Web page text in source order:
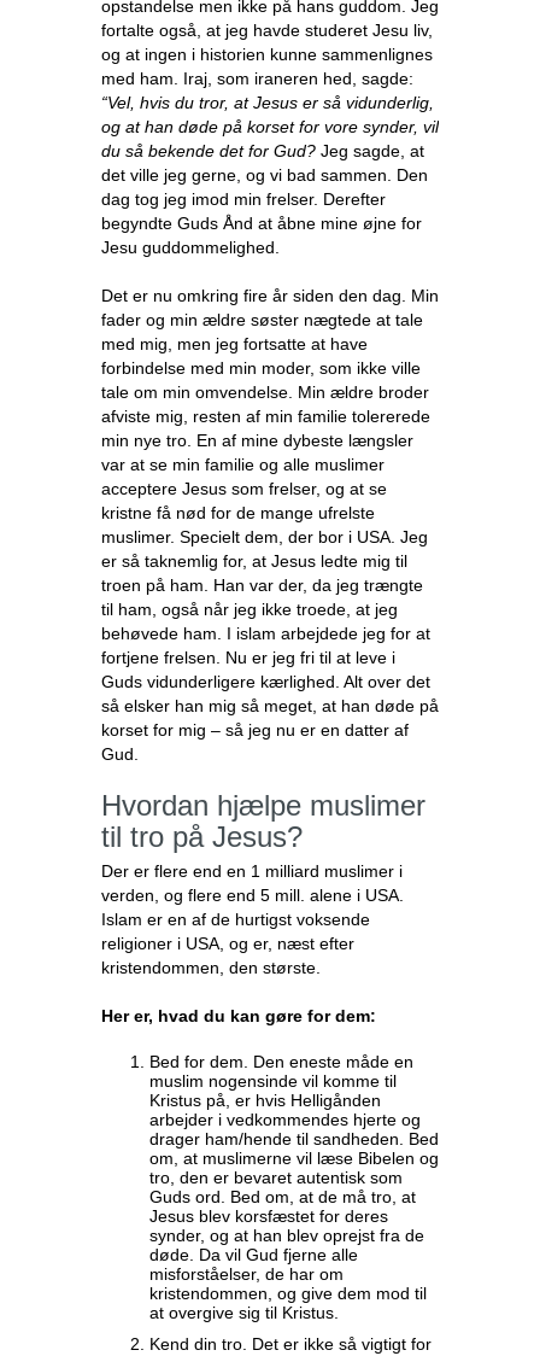
opstandelse men ikke på hans guddom. Jeg
fortalte også, at jeg havde studeret Jesu liv,
og at ingen i historien kunne sammenlignes
med ham. Iraj, som iraneren hed, sagde:
“Vel, hvis du tror, at Jesus er så vidunderlig,
og at han døde på korset for vore synder, vil
du så bekende det for Gud? Jeg sagde, at
det ville jeg gerne, og vi bad sammen. Den
dag tog jeg imod min frelser. Derefter
begyndte Guds Ånd at åbne mine øjne for
Jesu guddommelighed.
Det er nu omkring fire år siden den dag. Min
fader og min ældre søster nægtede at tale
med mig, men jeg fortsatte at have
forbindelse med min moder, som ikke ville
tale om min omvendelse. Min ældre broder
afviste mig, resten af min familie tolererede
min nye tro. En af mine dybeste længsler
var at se min familie og alle muslimer
acceptere Jesus som frelser, og at se
kristne få nød for de mange ufrelste
muslimer. Specielt dem, der bor i USA. Jeg
er så taknemlig for, at Jesus ledte mig til
troen på ham. Han var der, da jeg trængte
til ham, også når jeg ikke troede, at jeg
behøvede ham. I islam arbejdede jeg for at
fortjene frelsen. Nu er jeg fri til at leve i
Guds vidunderligere kærlighed. Alt over det
så elsker han mig så meget, at han døde på
korset for mig – så jeg nu er en datter af
Gud.
Hvordan hjælpe muslimer
til tro på Jesus?
Der er flere end en 1 milliard muslimer i
verden, og flere end 5 mill. alene i USA.
Islam er en af de hurtigst voksende
religioner i USA, og er, næst efter
kristendommen, den største.
Her er, hvad du kan gøre for dem:
Bed for dem. Den eneste måde en
muslim nogensinde vil komme til
Kristus på, er hvis Helligånden
arbejder i vedkommendes hjerte og
drager ham/hende til sandheden. Bed
om, at muslimerne vil læse Bibelen og
tro, den er bevaret autentisk som
Guds ord. Bed om, at de må tro, at
Jesus blev korsfæstet for deres
synder, og at han blev oprejst fra de
døde. Da vil Gud fjerne alle
misforståelser, de har om
kristendommen, og give dem mod til
at overgive sig til Kristus.
Kend din tro. Det er ikke så vigtigt for